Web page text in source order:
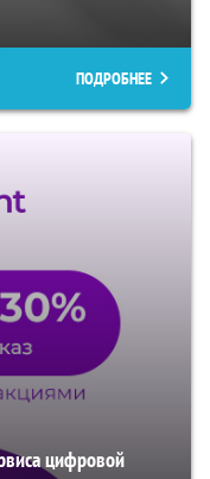
ПОДРОБНЕЕ
цифровой